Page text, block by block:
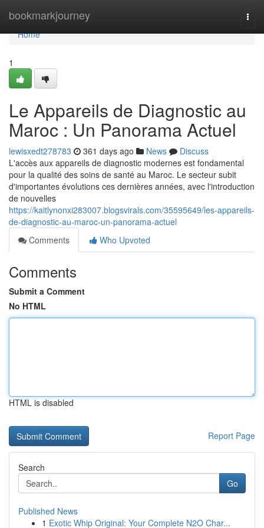
bookmarkjourney
Home
Home
1
Le Appareils de Diagnostic au
Maroc : Un Panorama Actuel
lewisxedt278783 361 days ago News
Discuss
L'accès aux appareils de diagnostic modernes est fondamental
pour la qualité des soins de santé au Maroc. Le secteur subit
d'importantes évolutions ces dernières années, avec l'introduction
de nouvelles
https://kaitlynonxi283007.blogsvirals.com/35595649/les-appareils-
de-diagnostic-au-maroc-un-panorama-actuel
Comments
Who Upvoted
Comments
Submit a Comment
No HTML
HTML is disabled
Report Page
Search
Go
Published News
1 Exotic Whip Original: Your Complete N2O Char...